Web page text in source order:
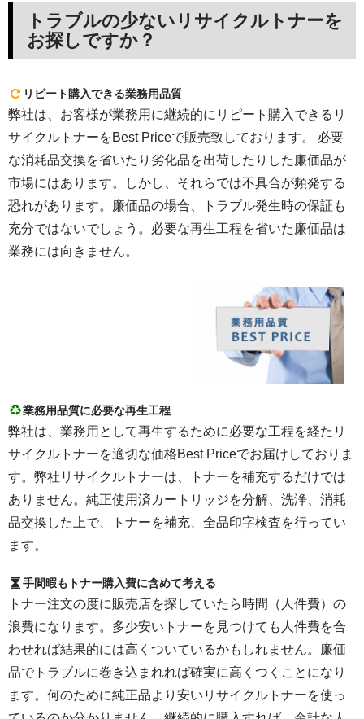
トラブルの少ないリサイクルトナーを
お探しですか？
リピート購入できる業務用品質
弊社は、お客様が業務用に継続的にリピート購入できるリ
サイクルトナーをBest Priceで販売致しております。 必要
な消耗品交換を省いたり劣化品を出荷したりした廉価品が
市場にはあります。しかし、それらでは不具合が頻発する
恐れがあります。廉価品の場合、トラブル発生時の保証も
充分ではないでしょう。必要な再生工程を省いた廉価品は
業務には向きません。
業務用品質に必要な再生工程
弊社は、業務用として再生するために必要な工程を経たリ
サイクルトナーを適切な価格Best Priceでお届けしておりま
す。弊社リサイクルトナーは、トナーを補充するだけでは
ありません。純正使用済カートリッジを分解、洗浄、消耗
品交換した上で、トナーを補充、全品印字検査を行ってい
ます。
手間暇もトナー購入費に含めて考える
トナー注文の度に販売店を探していたら時間（人件費）の
浪費になります。多少安いトナーを見つけても人件費を合
わせれば結果的には高くついているかもしれません。廉価
品でトラブルに巻き込まれれば確実に高くつくことになり
ます。何のために純正品より安いリサイクルトナーを使っ